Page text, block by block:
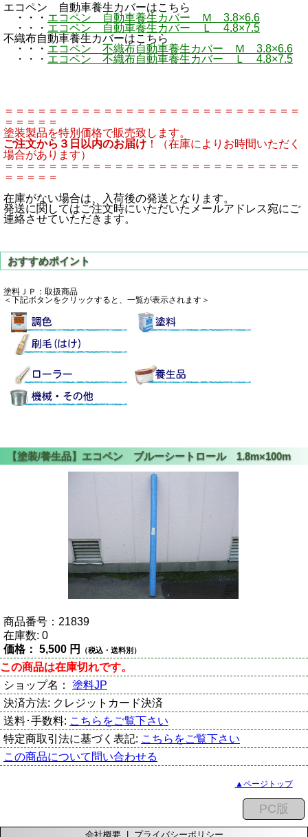
エコペン 自動車養生カバーはこちら
・・・ エコペン 自動車養生カバー Ｍ 3.8×6.6
・・・ エコペン 自動車養生カバー Ｌ 4.8×7.5
不織布自動車養生カバーはこちら
・・・ エコペン 不織布自動車養生カバー Ｍ 3.8×6.6
・・・ エコペン 不織布自動車養生カバー Ｌ 4.8×7.5
＝＝＝＝＝＝＝＝＝＝＝＝＝＝＝＝＝＝＝＝＝＝＝＝＝＝＝
＝＝＝＝＝
塗装製品を特別価格で販売致します。
ご注文から３日以内のお届け ！（在庫によりお時間いただく
場合があります）
＝＝＝＝＝＝＝＝＝＝＝＝＝＝＝＝＝＝＝＝＝＝＝＝＝＝＝
＝＝＝＝＝
在庫がない場合は、入荷後の発送となります。
発送に関してはご注文時にいただいたメールアドレス宛にご
連絡させていただきます。
塗料ＪＰ：取扱商品
＜下記ボタンをクリックすると、一覧が表示されます＞
商品番号： 21839
在庫数: 0
価格： 5,500 円 （税込・送料別）
この商品は在庫切れです。
ショップ名： 塗料JP
決済方法: クレジットカード決済
送料･手数料: こちらをご覧下さい
特定商取引法に基づく表記: こちらをご覧下さい
この商品について問い合わせる
▲ページトップ
会社概要| プライバシーポリシー